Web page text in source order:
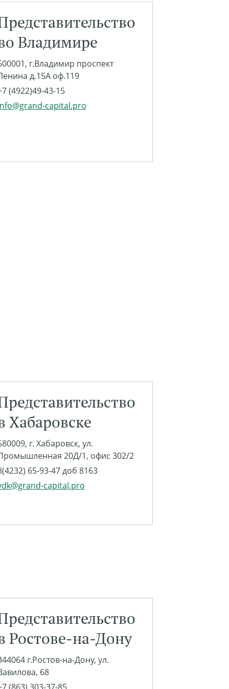
Владимире
г.Владимир проспект
д.15А оф.119
(4922)49-43-15
capital.pro
Хабаровске
г. Хабаровск, ул.
20Д/1, офис 302/2
65-93-47 доб 8163
capital.pro
Ростове-на-Дону
г.Ростов-на-Дону, ул.
68